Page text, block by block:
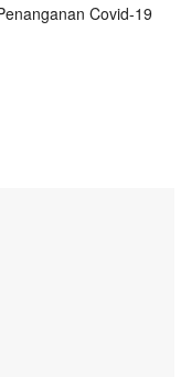
Covid-19